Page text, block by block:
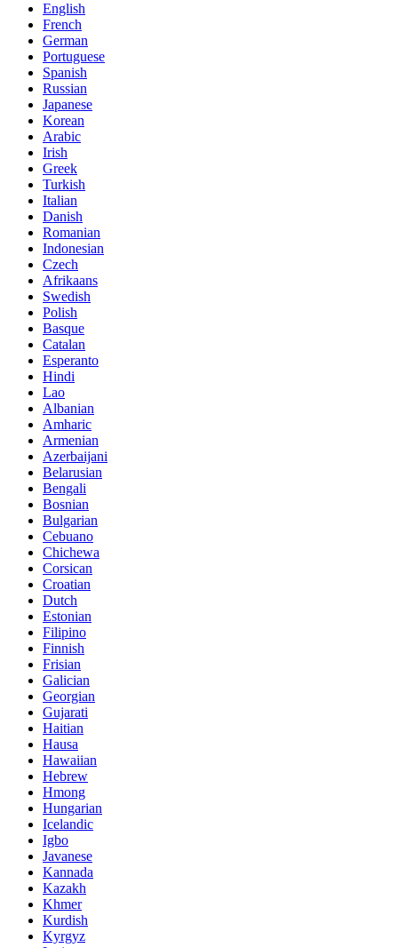
English
French
German
Portuguese
Spanish
Russian
Japanese
Korean
Arabic
Irish
Greek
Turkish
Italian
Danish
Romanian
Indonesian
Czech
Afrikaans
Swedish
Polish
Basque
Catalan
Esperanto
Hindi
Lao
Albanian
Amharic
Armenian
Azerbaijani
Belarusian
Bengali
Bosnian
Bulgarian
Cebuano
Chichewa
Corsican
Croatian
Dutch
Estonian
Filipino
Finnish
Frisian
Galician
Georgian
Gujarati
Haitian
Hausa
Hawaiian
Hebrew
Hmong
Hungarian
Icelandic
Igbo
Javanese
Kannada
Kazakh
Khmer
Kurdish
Kyrgyz